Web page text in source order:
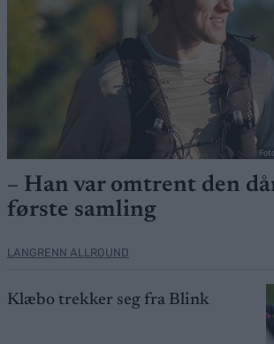
– Han var omtrent den
første samling
LANGRENN ALLROUND
Klæbo trekker seg fra Blink